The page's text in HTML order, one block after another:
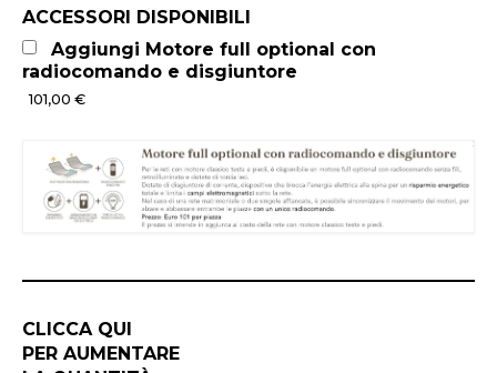
ACCESSORI DISPONIBILI
Aggiungi Motore full optional con
radiocomando e disgiuntore
101,00 €
CLICCA QUI
PER AUMENTARE